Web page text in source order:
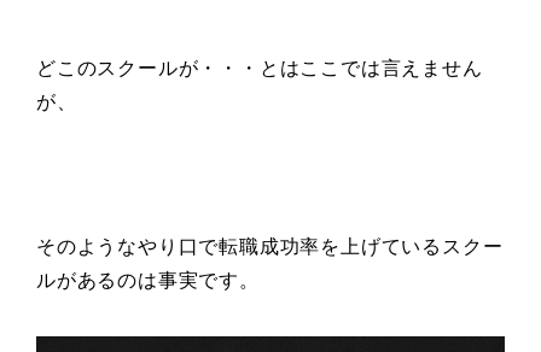
どこのスクールが・・・とはここでは言えません
が、
そのようなやり口で転職成功率を上げているスクー
ルがあるのは事実です。